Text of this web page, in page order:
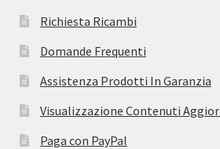
Richiesta Ricambi
Domande Frequenti
Assistenza Prodotti In Garanzia
Visualizzazione Contenuti
Paga con PayPal